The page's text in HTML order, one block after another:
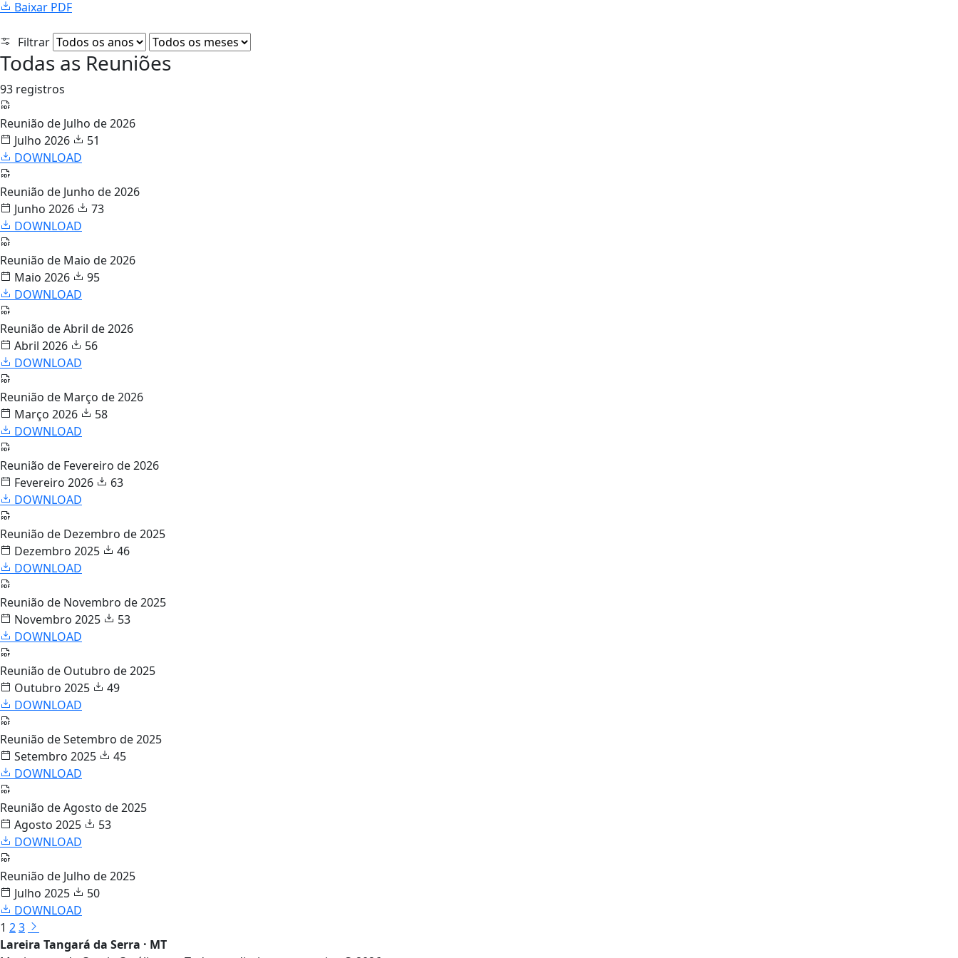
Baixar PDF
Filtrar
Todas as Reuniões
93 registros
Reunião de Julho de 2026
Julho 2026
51
DOWNLOAD
Reunião de Junho de 2026
Junho 2026
73
DOWNLOAD
Reunião de Maio de 2026
Maio 2026
95
DOWNLOAD
Reunião de Abril de 2026
Abril 2026
56
DOWNLOAD
Reunião de Março de 2026
Março 2026
58
DOWNLOAD
Reunião de Fevereiro de 2026
Fevereiro 2026
63
DOWNLOAD
Reunião de Dezembro de 2025
Dezembro 2025
46
DOWNLOAD
Reunião de Novembro de 2025
Novembro 2025
53
DOWNLOAD
Reunião de Outubro de 2025
Outubro 2025
49
DOWNLOAD
Reunião de Setembro de 2025
Setembro 2025
45
DOWNLOAD
Reunião de Agosto de 2025
Agosto 2025
53
DOWNLOAD
Reunião de Julho de 2025
Julho 2025
50
DOWNLOAD
1 23
Lareira Tangará da Serra · MT